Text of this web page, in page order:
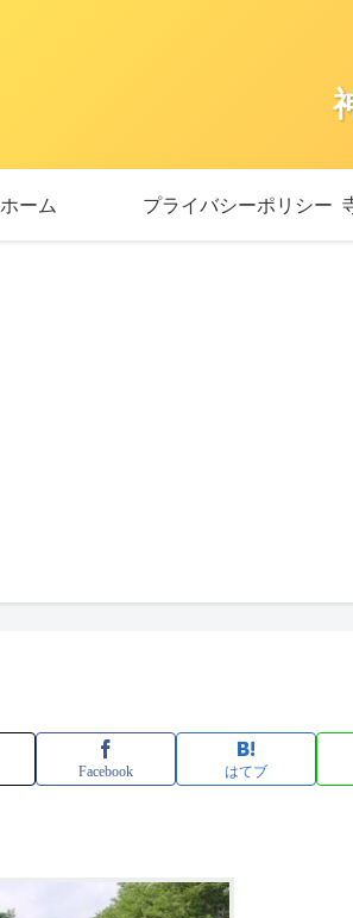
ホーム プライバシーポリシー
Facebook はてブ